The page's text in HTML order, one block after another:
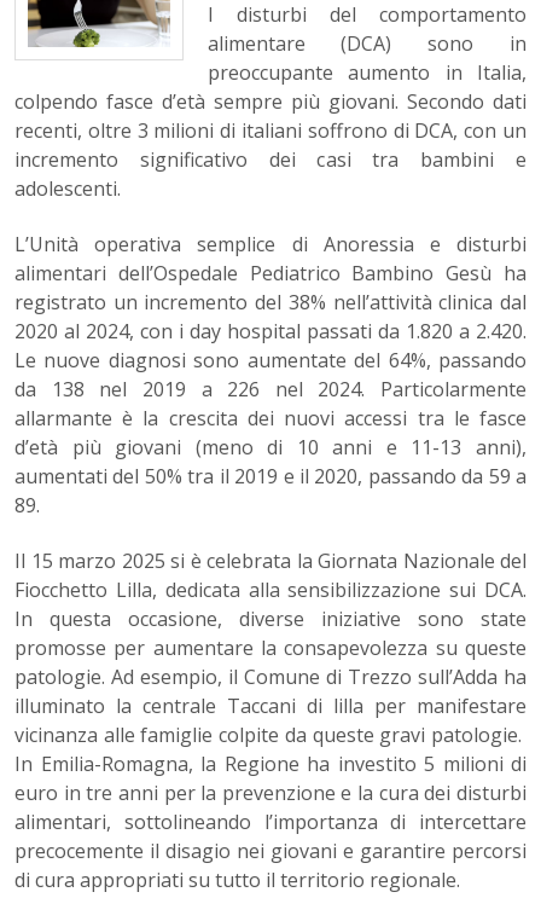
I disturbi del comportamento
alimentare (DCA) sono in
preoccupante aumento in Italia,
colpendo fasce d’età sempre più giovani. Secondo dati
recenti, oltre 3 milioni di italiani soffrono di DCA, con un
incremento significativo dei casi tra bambini e
adolescenti.
L’Unità operativa semplice di Anoressia e disturbi
alimentari dell’Ospedale Pediatrico Bambino Gesù ha
registrato un incremento del 38% nell’attività clinica dal
2020 al 2024, con i day hospital passati da 1.820 a 2.420.
Le nuove diagnosi sono aumentate del 64%, passando
da 138 nel 2019 a 226 nel 2024. Particolarmente
allarmante è la crescita dei nuovi accessi tra le fasce
d’età più giovani (meno di 10 anni e 11-13 anni),
aumentati del 50% tra il 2019 e il 2020, passando da 59 a
89.
Il 15 marzo 2025 si è celebrata la Giornata Nazionale del
Fiocchetto Lilla, dedicata alla sensibilizzazione sui DCA.
In questa occasione, diverse iniziative sono state
promosse per aumentare la consapevolezza su queste
patologie. Ad esempio, il Comune di Trezzo sull’Adda ha
illuminato la centrale Taccani di lilla per manifestare
vicinanza alle famiglie colpite da queste gravi patologie.
In Emilia-Romagna, la Regione ha investito 5 milioni di
euro in tre anni per la prevenzione e la cura dei disturbi
alimentari, sottolineando l’importanza di intercettare
precocemente il disagio nei giovani e garantire percorsi
di cura appropriati su tutto il territorio regionale.